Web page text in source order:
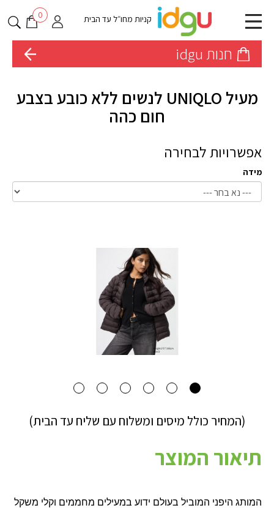
קניות מחו״ל עד הבית 0
חנות idgu
מעיל UNIQLO לנשים ללא כובע בצבע
חום כהה
אפשרויות לבחירה
מידה
(המחיר כולל מיסים ומשלוח עם שליח עד הבית)
תיאור המוצר
המותג היפני המוביל בעולם ידוע במעילים מחממים וקלי משקל